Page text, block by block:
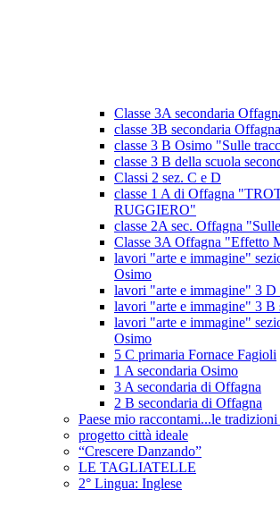
Classe 3A secondaria
classe 3B secondaria
classe 3 B Osimo "Sulle
classe 3 B della scuola
Classi 2 sez. C e D
classe 1 A di Offagna
RUGGIERO"
classe 2A sec. Offagna
Classe 3A Offagna "Effetto
lavori "arte e immagine"
Osimo
lavori "arte e immagine" 3 D
lavori "arte e immagine" 3 B
lavori "arte e immagine"
Osimo
5 C primaria Fornace Fagioli
1 A secondaria Osimo
3 A secondaria di Offagna
2 B secondaria di Offagna
Paese mio raccontami...le tradizioni
progetto città ideale
“Crescere Danzando”
LE TAGLIATELLE
2° Lingua: Inglese